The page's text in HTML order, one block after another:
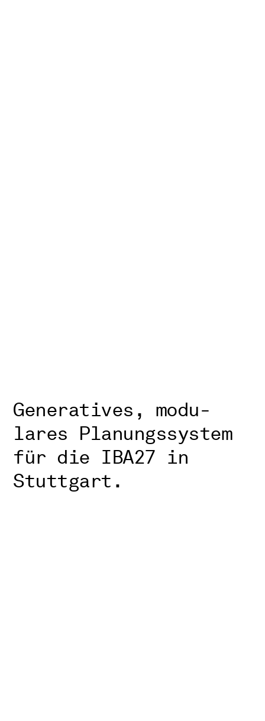
Generatives, mo­du­
lares Pla­nungs­sys­tem
für die IBA27 in
Stuttgart.